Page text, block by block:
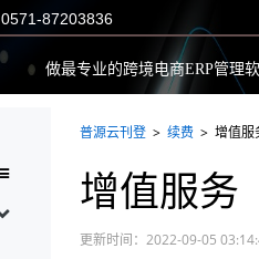
普源云刊登 > 续费 > 增值服
增值服务
更新时间：2022-09-05
0571-87203836
做最专业的跨境电商ERP管理